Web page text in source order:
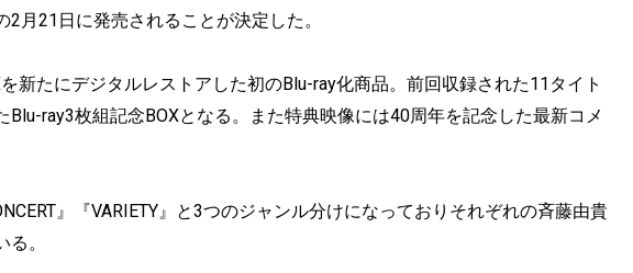
月21日に発売されることが決定した。
新たにデジタルレストアした初のBlu-ray化商品。前回収録された11タイト
ray3枚組記念BOXとなる。また特典映像には40周年を記念した最新コメ
』『VARIETY』と3つのジャンル分けになっておりそれぞれの斉藤由貴
。